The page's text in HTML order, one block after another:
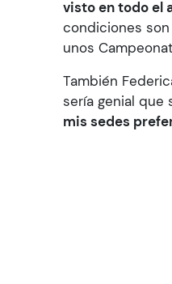
visto en todo el
condiciones
unos
También
sería genial que
mis sedes